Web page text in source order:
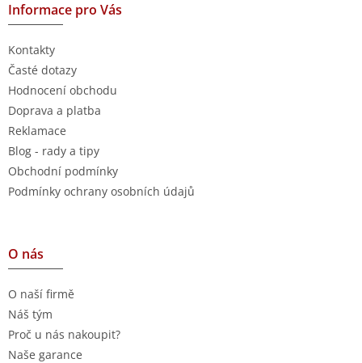
Informace pro Vás
Kontakty
Časté dotazy
Hodnocení obchodu
Doprava a platba
Reklamace
Blog - rady a tipy
Obchodní podmínky
Podmínky ochrany osobních údajů
O nás
O naší firmě
Náš tým
Proč u nás nakoupit?
Naše garance